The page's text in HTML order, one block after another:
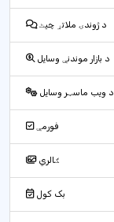
د ژوندۍ ملاتړ چیٹ
د بازار موندنې وسایل
د ویب ماسټر وسایل
فورمې
ګالري
بک کول